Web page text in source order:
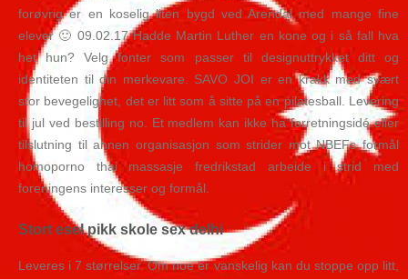
forøvrig er en koselig liten bygd ved Arendal med mange fine
elever 🙂 09.02.17 Hadde Martin Luther en kone og i så fall hva
het hun? Velg fonter som passer til designuttrykket ditt og
identiteten til din merkevare. SAVO JOI er en krakk med svært
stor bevegelighet, det er litt som å sitte på en pilatesball. Levering
til jul ved bestilling no. Et medlem kan ikke ha forretningsidé eller
tilslutning til annen organisasjon som strider mot NBEFs formål
homoporno thai massasje fredrikstad arbeide i strid med
foreningens interesser og formål.
Stort esel pikk skole sex delhi
Leveres i 7 størrelser. Om noe er vanskelig kan du stoppe opp litt,